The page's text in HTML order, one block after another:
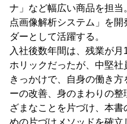
ナ」など幅広い商品を担
点画像解析システム」を
ダーとして活躍する。
入社後数年間は、残業が
ホリックだったが、中堅
きっかけで、自身の働き
ーの改善、身のまわりの整
ざまなことを片づけ、本